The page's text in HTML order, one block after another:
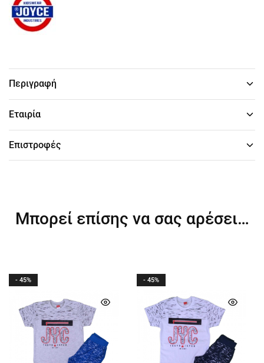
Περιγραφή
Εταιρία
Επιστροφές
Μπορεί επίσης να σας αρέσει…
- 45% - 45%